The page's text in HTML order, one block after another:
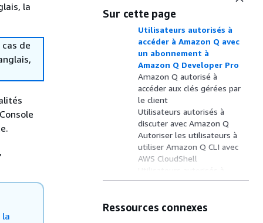
la
de
la
Sur cette page
Utilisateurs autorisés à
accéder à Amazon Q avec
un abonnement à
Amazon Q Developer Pro
Amazon Q autorisé à
accéder aux clés gérées par
le client
Utilisateurs autorisés à
discuter avec Amazon Q
Autoriser les utilisateurs à
utiliser Amazon Q CLI avec
AWS CloudShell
exécuter des
de commande
Ressources connexes